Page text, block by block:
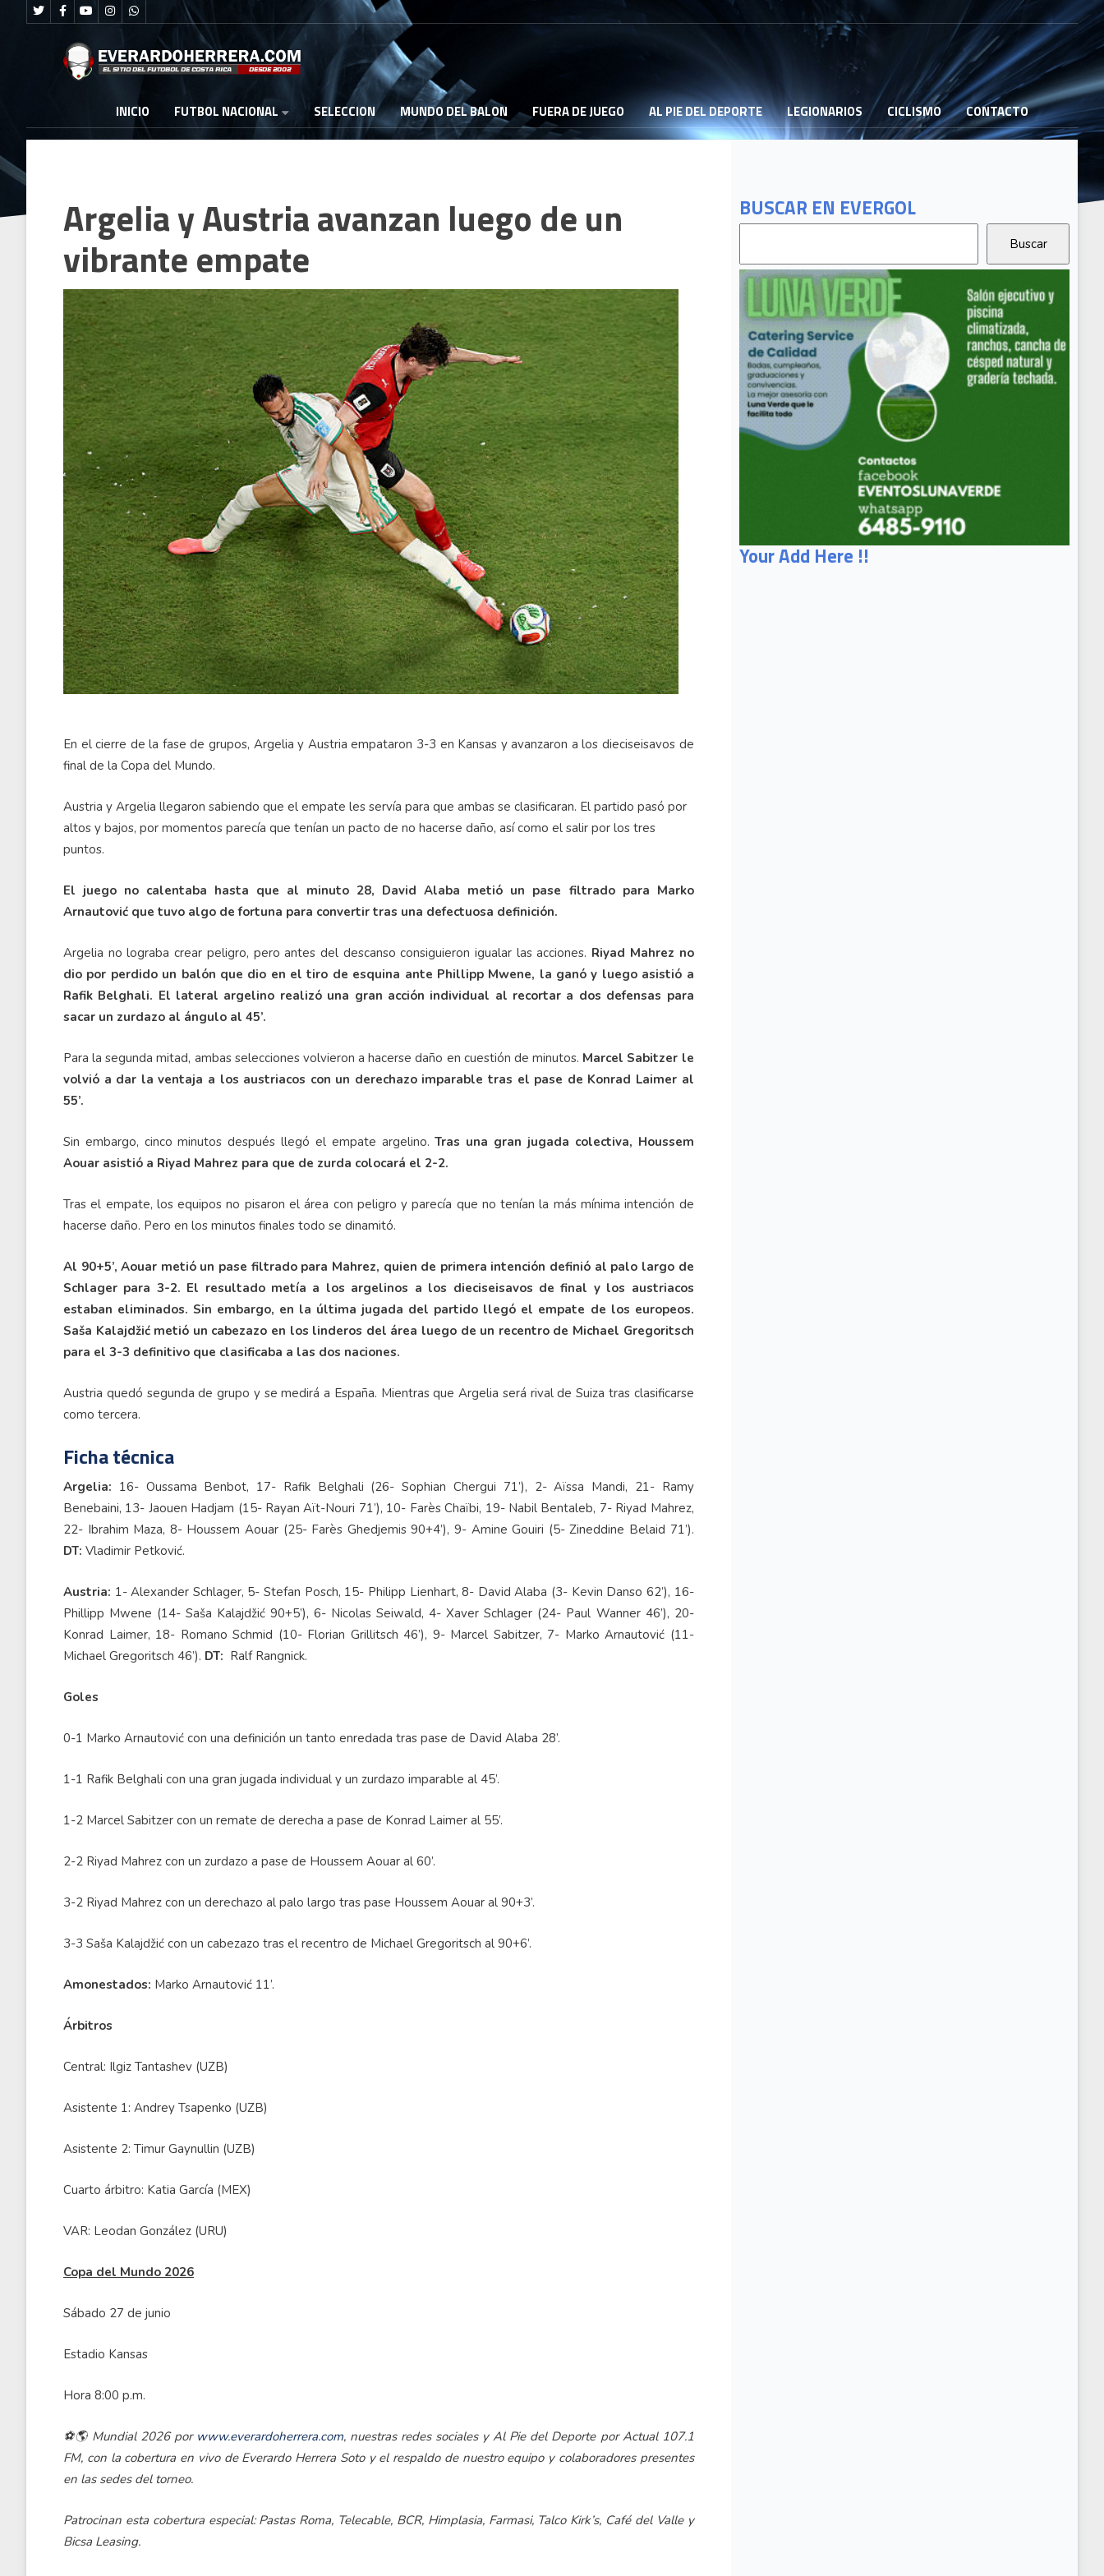
INICIO FUTBOL NACIONAL SELECCION MUNDO DEL BALON FUERA DE JUEGO AL PIE DEL DEPORTE LEGIONARIOS CICLISMO CONTACTO
BUSCAR EN EVERGOL
Your Add Here !!
Argelia y Austria avanzan luego de un
vibrante empate
En el cierre de la fase de grupos, Argelia y Austria empataron 3-3 en Kansas y avanzaron a los dieciseisavos de
final de la Copa del Mundo.
Austria y Argelia llegaron sabiendo que el empate les servía para que ambas se clasificaran. El partido pasó por
altos y bajos, por momentos parecía que tenían un pacto de no hacerse daño, así como el salir por los tres
puntos.
El juego no calentaba hasta que al minuto 28, David Alaba metió un pase filtrado para Marko
Arnautović que tuvo algo de fortuna para convertir tras una defectuosa definición.
Argelia no lograba crear peligro, pero antes del descanso consiguieron igualar las acciones. Riyad Mahrez no
dio por perdido un balón que dio en el tiro de esquina ante Phillipp Mwene, la ganó y luego asistió a
Rafik Belghali. El lateral argelino realizó una gran acción individual al recortar a dos defensas para
sacar un zurdazo al ángulo al 45’.
Para la segunda mitad, ambas selecciones volvieron a hacerse daño en cuestión de minutos. Marcel Sabitzer le
volvió a dar la ventaja a los austriacos con un derechazo imparable tras el pase de Konrad Laimer al
55’.
Sin embargo, cinco minutos después llegó el empate argelino.Tras una gran jugada colectiva, Houssem
Aouar asistió a Riyad Mahrez para que de zurda colocará el 2-2.
Tras el empate, los equipos no pisaron el área con peligro y parecía que no tenían la más mínima intención de
hacerse daño. Pero en los minutos finales todo se dinamitó.
Al 90+5’, Aouar metió un pase filtrado para Mahrez, quien de primera intención definió al palo largo de
Schlager para 3-2. El resultado metía a los argelinos a los dieciseisavos de final y los austriacos
estaban eliminados. Sin embargo, en la última jugada del partido llegó el empate de los europeos.
Saša Kalajdžić metió un cabezazo en los linderos del área luego de un recentro de Michael Gregoritsch
para el 3-3 definitivo que clasificaba a las dos naciones.
Austria quedó segunda de grupo y se medirá a España. Mientras que Argelia será rival de Suiza tras clasificarse
como tercera.
Ficha técnica
Argelia: 16- Oussama Benbot, 17- Rafik Belghali (26- Sophian Chergui 71’), 2- Aïssa Mandi, 21- Ramy
Benebaini, 13- Jaouen Hadjam (15- Rayan Aït-Nouri 71’), 10- Farès Chaïbi, 19- Nabil Bentaleb, 7- Riyad Mahrez,
22- Ibrahim Maza, 8- Houssem Aouar (25- Farès Ghedjemis 90+4’), 9- Amine Gouiri (5- Zineddine Belaid 71’).
DT: Vladimir Petković.
Austria: 1- Alexander Schlager, 5- Stefan Posch, 15- Philipp Lienhart, 8- David Alaba (3- Kevin Danso 62’), 16-
Phillipp Mwene (14- Saša Kalajdžić 90+5’), 6- Nicolas Seiwald, 4- Xaver Schlager (24- Paul Wanner 46’), 20-
Konrad Laimer, 18- Romano Schmid (10- Florian Grillitsch 46’), 9- Marcel Sabitzer, 7- Marko Arnautović (11-
Michael Gregoritsch 46’). DT: Ralf Rangnick.
Goles
0-1 Marko Arnautović con una definición un tanto enredada tras pase de David Alaba 28’.
1-1 Rafik Belghali con una gran jugada individual y un zurdazo imparable al 45’.
1-2 Marcel Sabitzer con un remate de derecha a pase de Konrad Laimer al 55’.
2-2 Riyad Mahrez con un zurdazo a pase de Houssem Aouar al 60’.
3-2 Riyad Mahrez con un derechazo al palo largo tras pase Houssem Aouar al 90+3’.
3-3 Saša Kalajdžić con un cabezazo tras el recentro de Michael Gregoritsch al 90+6’.
Amonestados: Marko Arnautović 11’.
Árbitros
Central: Ilgiz Tantashev (UZB)
Asistente 1: Andrey Tsapenko (UZB)
Asistente 2: Timur Gaynullin (UZB)
Cuarto árbitro: Katia García (MEX)
VAR: Leodan González (URU)
Copa del Mundo 2026
Sábado 27 de junio
Estadio Kansas
Hora 8:00 p.m.
⚽🌎 Mundial 2026 por www.everardoherrera.com, nuestras redes sociales y Al Pie del Deporte por Actual 107.1
FM, con la cobertura en vivo de Everardo Herrera Soto y el respaldo de nuestro equipo y colaboradores presentes
en las sedes del torneo.
Patrocinan esta cobertura especial: Pastas Roma, Telecable, BCR, Himplasia, Farmasi, Talco Kirk’s, Café del Valle y
Bicsa Leasing.